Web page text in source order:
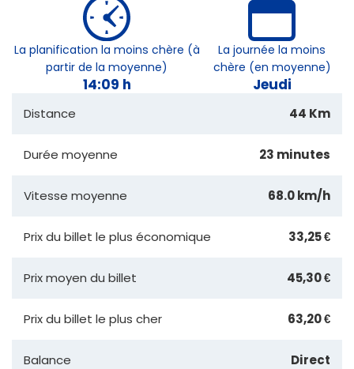
La planification la moins chère (à
partir de la moyenne)
14:09 h
La journée la moins
chère (en moyenne)
Jeudi
Distance 44 Km
Durée moyenne 23 minutes
Vitesse moyenne 68.0 km/h
Prix du billet le plus économique 33,25 €
Prix moyen du billet 45,30 €
Prix du billet le plus cher 63,20 €
Balance Direct